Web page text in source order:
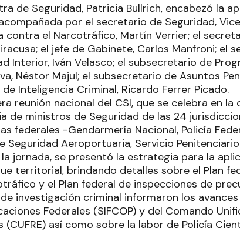
de Seguridad, Patricia Bullrich, encabezó la
por el secretario de Seguridad,
contra el Narcotráfico, Martín Verrier; el
el jefe de Gabinete, Carlos Manfroni; el
Interior, Iván Velasco; el subsecretario de
Néstor Majul; el subsecretario de Asuntos
Inteligencia Criminal, Ricardo Ferrer Picado.
reunión nacional del CSI, que se celebra en
de ministros de Seguridad de las 24
federales -Gendarmería Nacional, Policía
Seguridad Aeroportuaria, Servicio
jornada, se presentó la estrategia para la
territorial, brindando detalles sobre el Plan
y el Plan federal de inspecciones de
investigación criminal informaron los
Federales (SIFCOP) y del Comando
(CUFRE) así como sobre la labor de Policía